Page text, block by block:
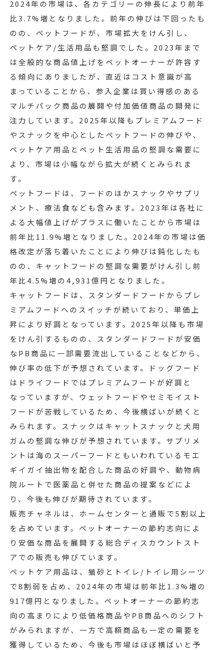
2024年の市場は、各カテゴリーの伸長により前年
比3.7%増となりました。前年の伸びは下回ったも
のの、ペットフードが、市場拡大をけん引し、
ペットケア/生活用品も堅調でした。2023年まで
は全般的な商品値上げをペットオーナーが許容す
る傾向にありましたが、直近はコスト意識が高
まっていることから、参入企業は買い得感のある
マルチパック商品の展開や付加価値商品の開発に
注力しています。2025年以降もプレミアムフード
やスナックを中心としたペットフードの伸びや、
ペットケア用品とペット生活用品の堅調な需要に
より、市場は小幅ながら拡大が続くとみられま
す。
ペットフードは、フードのほかスナックやサプリ
メント、療法食なども含みます。2023年は各社に
よる大幅値上げがプラスに働いたことから市場は
前年比11.9%増となりました。2024年の市場は価
格改定が落ち着いたことにより伸びは鈍化したも
のの、キャットフードの堅調な需要がけん引し前
年比4.5%増の4,931億円となりました。
キャットフードは、スタンダードフードからプレ
ミアムフードへのスイッチが続いており、単価上
昇により好調となっています。2025年以降も市場
をけん引するものの、スタンダードフードが安価
なPB商品に一部需要流出していることなどから、
伸び率の低下が予想されています。ドッグフード
はドライフードではプレミアムフードが好調と
なっていますが、ウェットフードやセミモイスト
フードが苦戦しているため、今後横ばいが続くと
みられます。スナックはキャットスナックと犬用
ガムの堅調な伸びが予想されています。サプリメ
ントは海のスーパーフードともいわれているモエ
ギイガイ抽出物を配合した商品の好調や、動物病
院ルートで医薬品と併せた商品の提案などによ
り、今後も伸びが期待されています。
販売チャネルは、ホームセンターと通販で5割以上
を占めています。ペットオーナーの節約志向によ
り安価な商品を展開する総合ディスカウントスト
アでの販売も伸びています。
ペットケア用品は、猫砂とトイレ/トイレ用シーツ
で8割弱を占め、2024年の市場は前年比1.3%増の
917億円となりました。ペットオーナーの節約志
向の高まりにより低価格商品やPB商品へのシフト
がみられますが、一方で高額商品も一定の需要を
獲得しているため、今後も市場はほぼ横ばいと予